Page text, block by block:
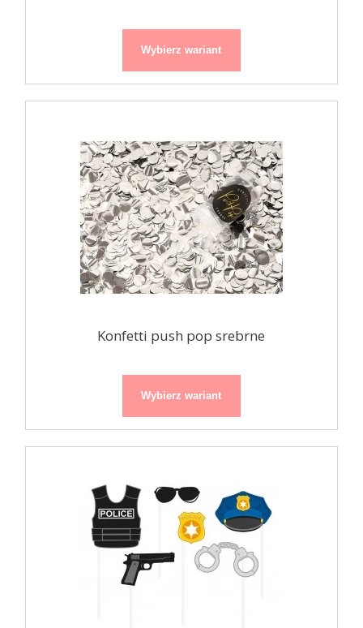
Wybierz wariant
Konfetti push pop srebrne
Wybierz wariant